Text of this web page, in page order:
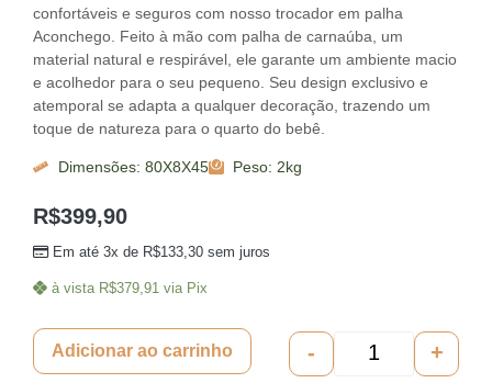
confortáveis e seguros com nosso trocador em palha
Aconchego. Feito à mão com palha de carnaúba, um
material natural e respirável, ele garante um ambiente macio
e acolhedor para o seu pequeno. Seu design exclusivo e
atemporal se adapta a qualquer decoração, trazendo um
toque de natureza para o quarto do bebê.
Dimensões: 80X8X45 Peso: 2kg
R$399,90
Em até 3x de R$133,30 sem juros
à vista R$379,91 via Pix
- +
Adicionar ao carrinho